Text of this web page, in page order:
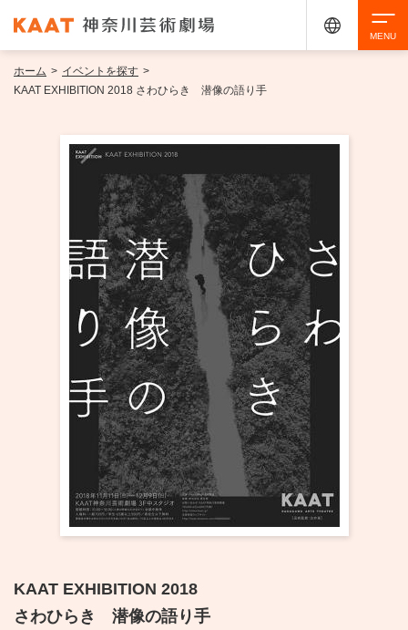
イベントを探す
・ イベント一覧
・ イベントカレンダー
ご来場案内
・ 館内サービス・アクセシビリティ
・ フロアマップ
・ レストラン/カフェ
・ 交通案内
・ よくある質問
施設を借りる
KAATについて
・ ミッション
・ 施設概要
KAAT 神奈川芸術劇場
ホーム > イベントを探す >
KAAT EXHIBITION 2018 さわひらき 潜像の語り手
KAAT EXHIBITION 2018
さわひらき 潜像の語り手